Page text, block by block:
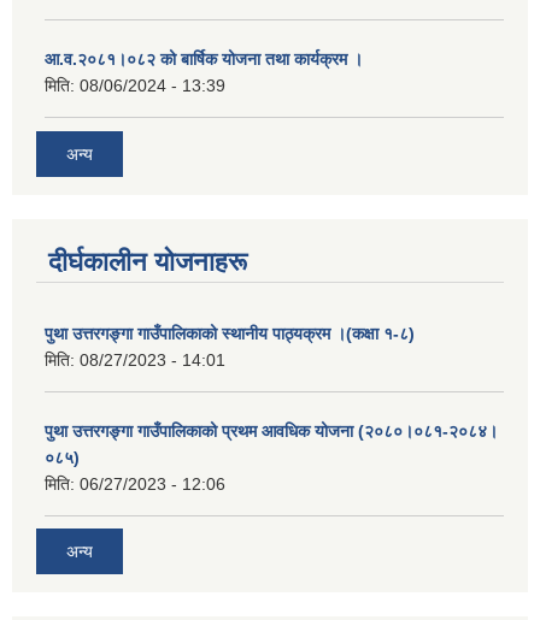
आ.व.२०८१।०८२ को बार्षिक योजना तथा कार्यक्रम ।
मिति: 08/06/2024 - 13:39
अन्य
दीर्घकालीन योजनाहरू
पुथा उत्तरगङ्गा गाउँपालिकाको स्थानीय पाठ्यक्रम ।(कक्षा १-८)
मिति: 08/27/2023 - 14:01
पुथा उत्तरगङ्गा गाउँपालिकाको प्रथम आवधिक योजना (२०८०।०८१-२०८४।
०८५)
मिति: 06/27/2023 - 12:06
अन्य